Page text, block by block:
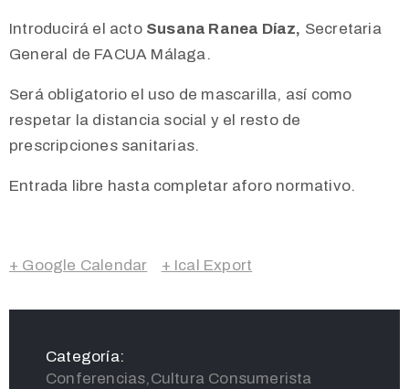
Introducirá el acto Susana Ranea Díaz, Secretaria
General de FACUA Málaga.
Será obligatorio el uso de mascarilla, así como
respetar la distancia social y el resto de
prescripciones sanitarias.
Entrada libre hasta completar aforo normativo.
+ Google Calendar + Ical Export
Categoría:
Conferencias,Cultura Consumerista